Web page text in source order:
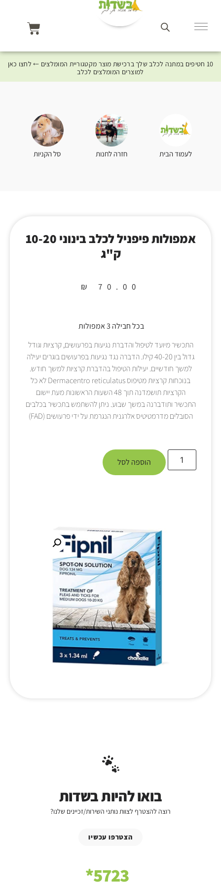
10 חטיפים במתנה לכלב שלך ברכישת מוצר מקטגוריית המומלצים ⤎ לחצו כאן
למוצרים המומלצים לכלב
לעמוד הבית חזרה לחנות סל הקניות
אמפולות פיפניל לכלב בינוני 10-20
ק"ג
₪ 70.00
בכל חבילה 3 אמפולות
התכשיר מיועד לטיפול והדברת נגיעות בפרעושים, קרציות וגודל
גדול בין 40-20 קילו. הדברה נגד נגיעות בפרעושים בוגרים יעילה
למשך חודשיים. יעילות הטיפול בהדברת קרציות למשך חודש.
בנוכחות קרציות מטיפוס Dermacentro reticulatus לא כל
הקרציות תושמדנה תוך 48 השעות הראשונות מעת יישום
התכשיר ותודברנה במשך שבוע. ניתן להשתמש בתכשיר בכלבים
הסובלים מדרמטיטיס אלרגנית הנגרמת על ידי פרעושים (FAD)
הוספה לסל
בואו להיות בשדות
רוצה להצטרף לצוות נותני השירות/זכיינים שלנו?
הצטרפו עכשיו
5723*